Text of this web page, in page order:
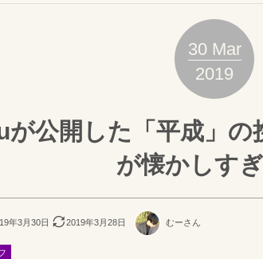
30 Mar
2019
が公開した「平成」の
が懐かしすぎ
年3月30日 2019年3月28日 むーさん